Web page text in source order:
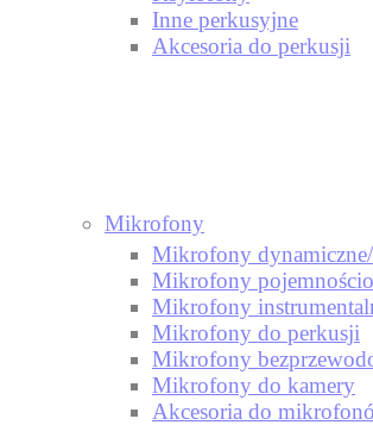
Inne perkusyjne
Akcesoria do perkusji
Mikrofony
Mikrofony
Mikrofony
Mikrofony
Mikrofony do perkusji
Mikrofony
Mikrofony do kamery
Akcesoria do